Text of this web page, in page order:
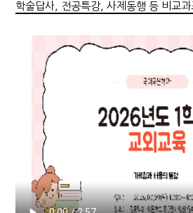
학술답사, 전공특강, 사제동행 등 비교과